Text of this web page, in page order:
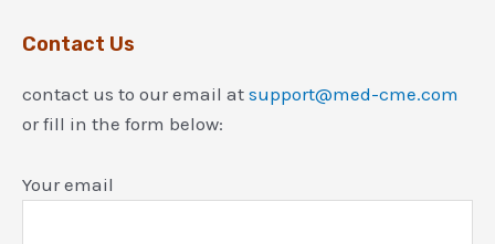
Contact Us
contact us to our email at support@med-cme.com
or fill in the form below:
Your email